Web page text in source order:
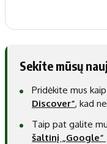
Sekite mūsų
Pridėkite mus kaip
Discover“, kad
Taip pat galite
šaltinį „Google“